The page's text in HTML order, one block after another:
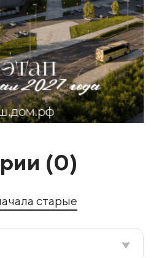
(0)
старые